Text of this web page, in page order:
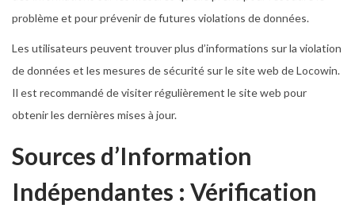
problème et pour prévenir de futures violations de données.
Les utilisateurs peuvent trouver plus d’informations sur la violation
de données et les mesures de sécurité sur le site web de Locowin.
Il est recommandé de visiter régulièrement le site web pour
obtenir les dernières mises à jour.
Sources d’Information
Indépendantes : Vérification